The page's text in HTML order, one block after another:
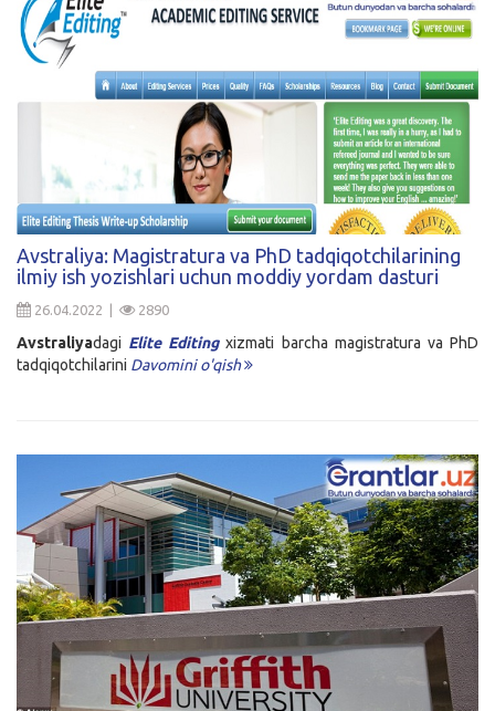
Avstraliya: Magistratura va PhD tadqiqotchilarining
ilmiy ish yozishlari uchun moddiy yordam dasturi
26.04.2022 | 2890
Avstraliyadagi Elite Editingxizmati barcha magistratura va PhD
tadqiqotchilarini Davomini o'qish